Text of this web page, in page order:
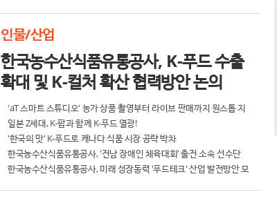
인물/산업
한국농수산식품유통공사, K-푸드 수출
확대 및 K-컬처 확산 협력방안 논의
'aT 스마트 스튜디오' 농가 상품 촬영부터 라이브 판매까지 원스톱 지
원
일본 Z세대, K-팝과 함께 K-푸드 열광!
'한국의 맛' K-푸드로 캐나다 식품 시장 공략 박차
한국농수산식품유통공사, '전남 장애인 체육대회' 출전 소속 선수단
멋진 화이팅 기원
한국농수산식품유통공사, 미래 성장동력 '푸드테크' 산업 발전방안 모